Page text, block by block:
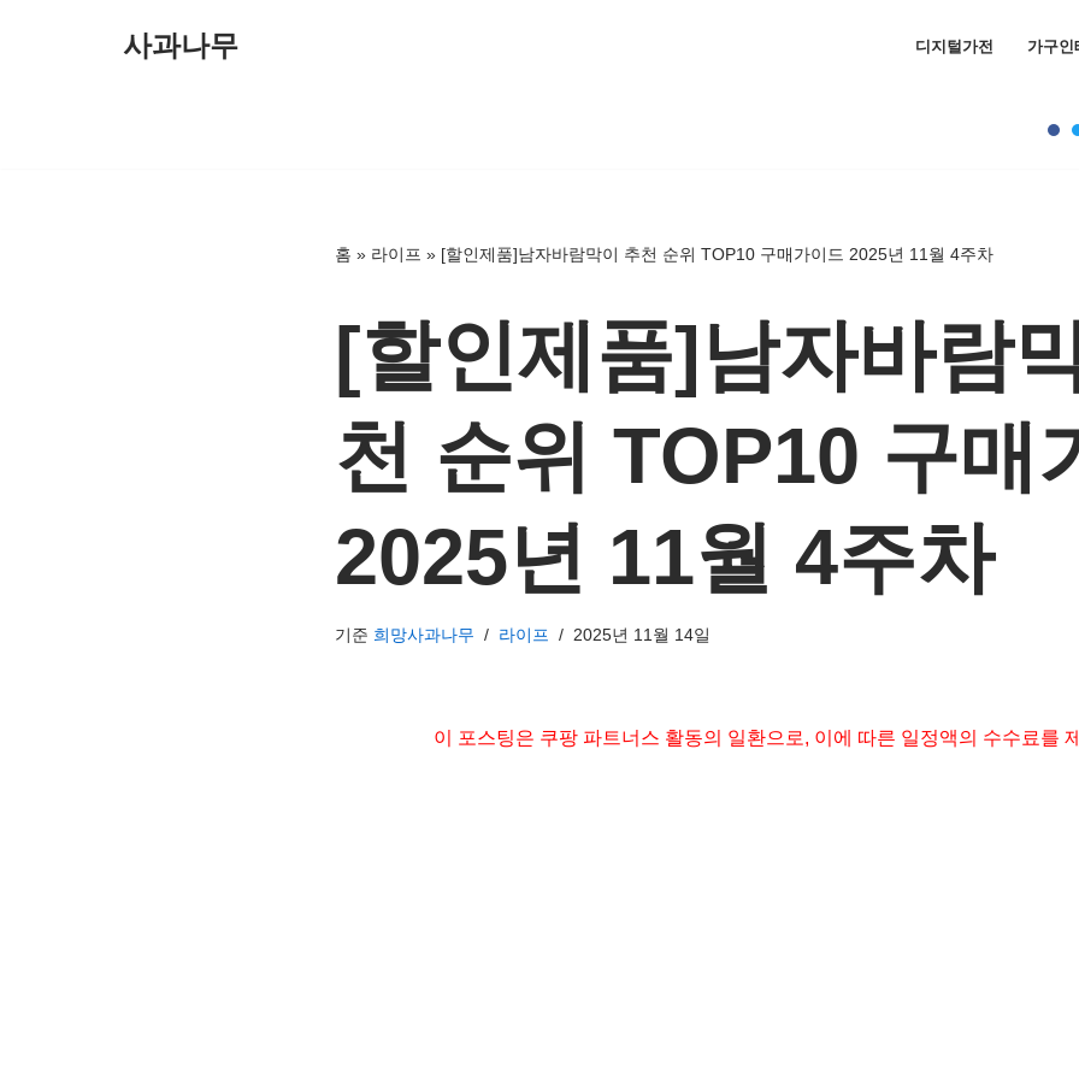
사과나무 디지털가전 가구인
홈 » 라이프 » [할인제품]남자바람막이 추천 순위 TOP10 구매가이드 2025년 11월 4주차
[할인제품]남자바람
천 순위 TOP10 구매
2025년 11월 4주차
기준 희망사과나무 라이프 2025년 11월 14일
이 포스팅은 쿠팡 파트너스 활동의 일환으로, 이에 따른 일정액의 수수료를